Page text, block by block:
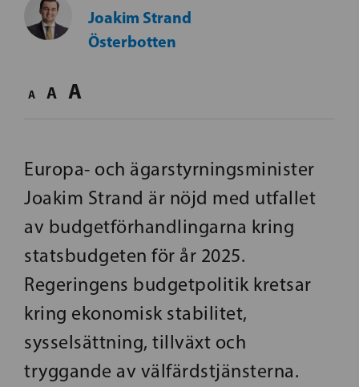
Joakim Strand
Österbotten
A A A
Europa- och ägarstyrningsminister
Joakim Strand är nöjd med utfallet
av budgetförhandlingarna kring
statsbudgeten för år 2025.
Regeringens budgetpolitik kretsar
kring ekonomisk stabilitet,
sysselsättning, tillväxt och
tryggande av välfärdstjänsterna.